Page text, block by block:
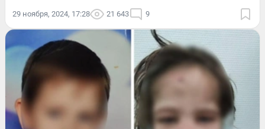
29 ноября, 2024, 17:28 21 643 9